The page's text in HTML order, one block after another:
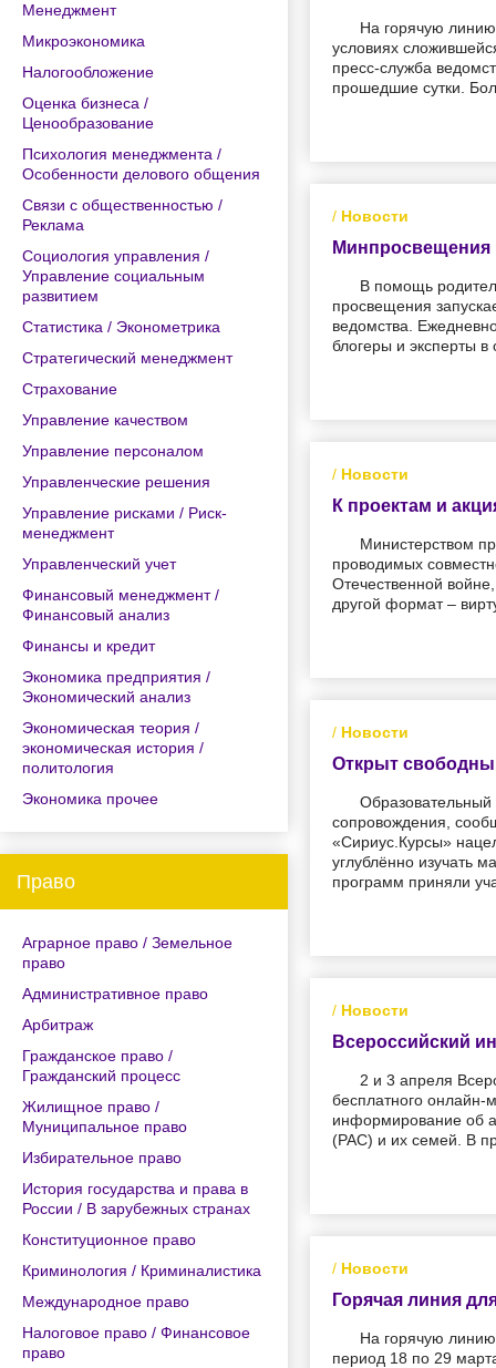
Менеджмент
Микроэкономика
Налогообложение
Оценка бизнеса /
Ценообразование
Психология менеджмента /
Особенности делового общения
Связи с общественностью /
Реклама
Социология управления /
Управление социальным
развитием
Статистика / Эконометрика
Стратегический менеджмент
Страхование
Управление качеством
Управление персоналом
Управленческие решения
Управление рисками / Риск-
менеджмент
Управленческий учет
Финансовый менеджмент /
Финансовый анализ
Финансы и кредит
Экономика предприятия /
Экономический анализ
Экономическая теория /
экономическая история /
политология
Экономика прочее
Право
Аграрное право / Земельное
право
Административное право
Арбитраж
Гражданское право /
Гражданский процесс
Жилищное право /
Муниципальное право
Избирательное право
История государства и права в
России / В зарубежных странах
Конституционное право
Криминология / Криминалистика
Международное право
Налоговое право / Финансовое
право
На горячую
условиях
пресс-служба
прошедшие сутки.
/ Новости
Минпросвещения
В помощь
просвещения
ведомства.
блогеры и эксперты в
/ Новости
К проектам и
Министерством
проводимых
Отечественной
другой формат –
/ Новости
Открыт
Образовательный
сопровождения,
«Сириус.Курсы»
углублённо изучать
программ приняли
/ Новости
Всероссийский
2 и 3 апреля
бесплатного
информирование об
(РАС) и их семей. В
/ Новости
Горячая линия
На горячую
период 18 по 29